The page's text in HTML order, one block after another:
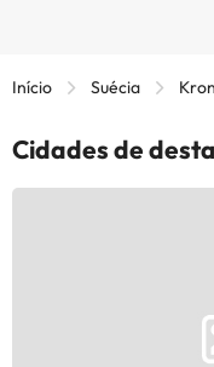
Início Suécia
Cidades de